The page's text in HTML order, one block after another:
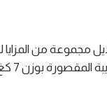
مجموعة من
ركزت على